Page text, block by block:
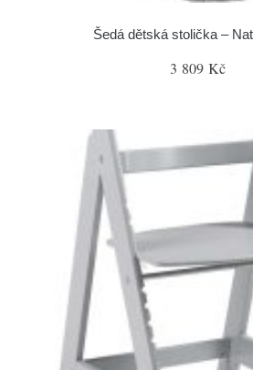
Šedá dětská stolička –
3 809 Kč